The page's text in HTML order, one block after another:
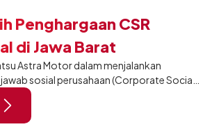
Penghargaan CSR
di Jawa Barat
Astra Motor dalam menjalankan
sosial perusahaan (Corporate Social
berkelanjutan kembali mendapat